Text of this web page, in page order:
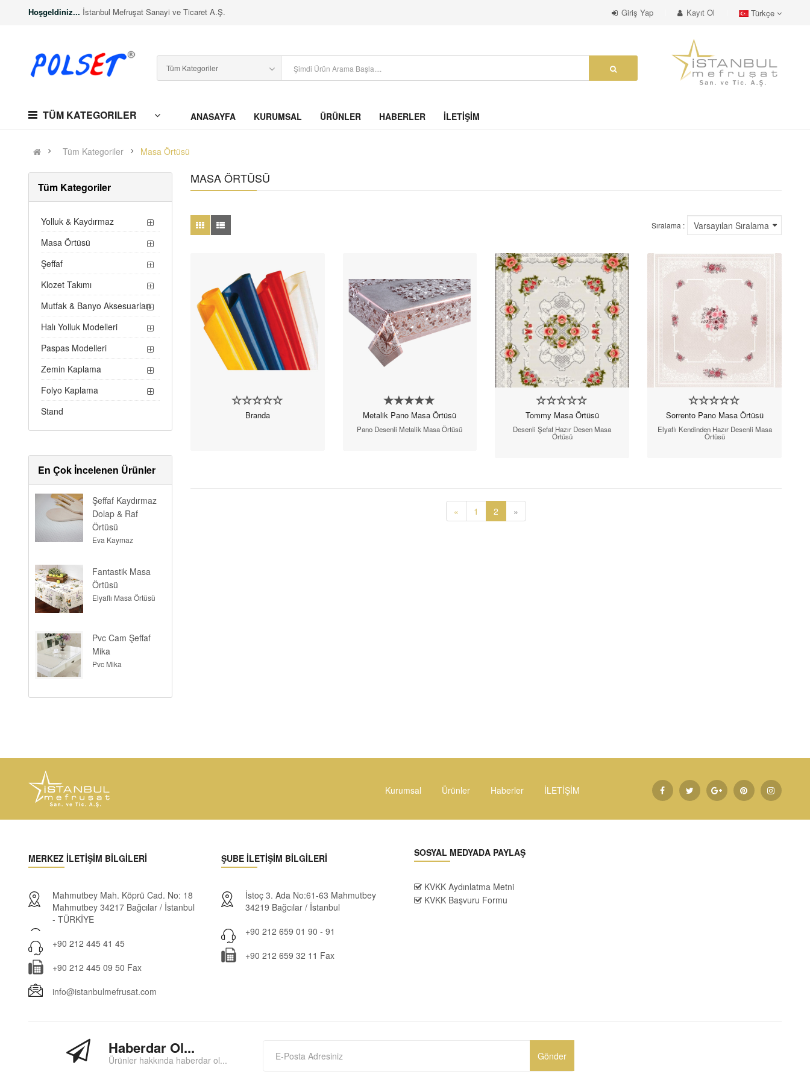
Hoşgeldiniz... İstanbul Mefruşat Sanayi ve Ticaret A.Ş. Giriş Yap Kayıt Ol Türkçe
TÜM KATEGORILER ANASAYFA KURUMSAL ÜRÜNLER HABERLER İLETİŞİM
Tüm Kategoriler Masa Örtüsü
Tüm Kategoriler
Yolluk & Kaydırmaz
Masa Örtüsü
Şeffaf
Klozet Takımı
Mutfak & Banyo Aksesuarları
Halı Yolluk Modelleri
Paspas Modelleri
Zemin Kaplama
Folyo Kaplama
Stand
En Çok İncelenen Ürünler
Şeffaf Kaydırmaz
Dolap & Raf
Örtüsü
Eva Kaymaz
Fantastik Masa
Örtüsü
Elyaflı Masa Örtüsü
Pvc Cam Şeffaf
Mika
Pvc Mika
MASA ÖRTÜSÜ
Sıralama :
Branda Metalik Pano Masa Örtüsü
Pano Desenli Metalik Masa Örtüsü
Tommy Masa Örtüsü
Desenli Şefaf Hazır Desen Masa
Örtüsü
Sorrento Pano Masa Örtüsü
Elyaflı Kendinden Hazır Desenli Masa
Örtüsü
« 1 2 »
Kurumsal Ürünler Haberler İLETİŞİM
MERKEZ İLETİŞİM BİLGİLERİ
Mahmutbey Mah. Köprü Cad. No: 18
Mahmutbey 34217 Bağcılar / İstanbul
- TÜRKİYE
+90 212 445 41 45
+90 212 445 09 50 Fax
info@istanbulmefrusat.com
ŞUBE İLETİŞİM BİLGİLERİ
İstoç 3. Ada No:61-63 Mahmutbey
34219 Bağcılar / İstanbul
+90 212 659 01 90 - 91
+90 212 659 32 11 Fax
SOSYAL MEDYADA PAYLAŞ
KVKK Aydınlatma Metni
KVKK Başvuru Formu
Haberdar Ol...
Ürünler hakkında haberdar ol...